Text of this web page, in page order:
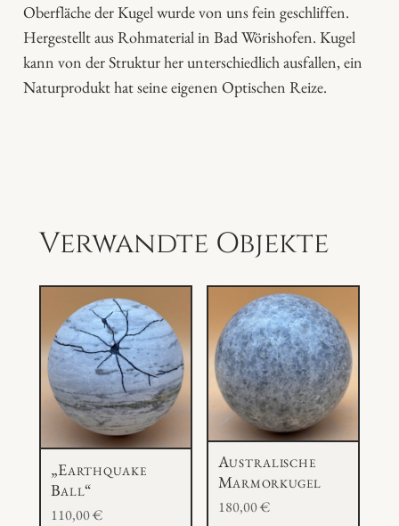
t
s
c
Oberfläche der Kugel wurde von uns fein geschliffen.
Hergestellt aus Rohmaterial in Bad Wörishofen. Kugel
kann von der Struktur her unterschiedlich ausfallen, ein
Naturprodukt hat seine eigenen Optischen Reize.
Verwandte Objekte
„Earthquake
Ball“
110,00€
Australische
Marmorkugel
180,00€